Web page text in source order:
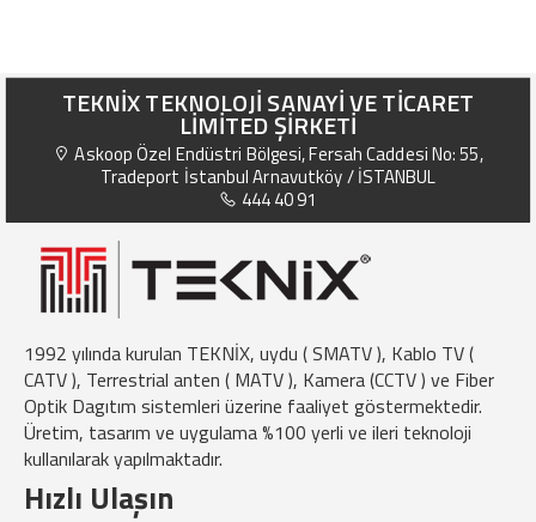
TEKNİX TEKNOLOJİ SANAYİ VE TİCARET
LİMİTED ŞİRKETİ
Askoop Özel Endüstri Bölgesi, Fersah Caddesi No: 55,
Tradeport İstanbul Arnavutköy / İSTANBUL
444 40 91
1992 yılında kurulan TEKNİX, uydu ( SMATV ), Kablo TV (
CATV ), Terrestrial anten ( MATV ), Kamera (CCTV ) ve Fiber
Optik Dagıtım sistemleri üzerine faaliyet göstermektedir.
Üretim, tasarım ve uygulama %100 yerli ve ileri teknoloji
kullanılarak yapılmaktadır.
Hızlı Ulaşın